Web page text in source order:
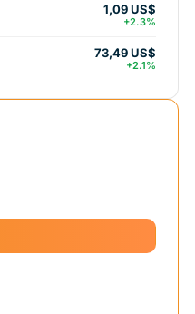
1,09 US$
+2.3%
73,49 US$
+2.1%